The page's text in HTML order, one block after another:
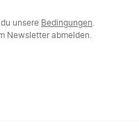
unsere Bedingungen
Newsletter abmelden.